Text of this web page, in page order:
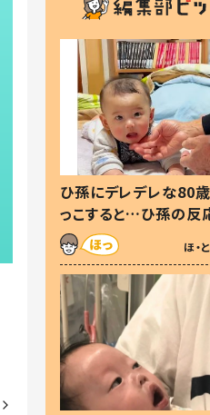
ひ孫にデレデレな80
っこすると…ひ孫の反
した」「可愛くて仕方ない
ほ・